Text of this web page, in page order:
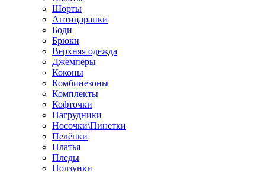
Шорты
Антицарапки
Боди
Брюки
Верхняя одежда
Джемперы
Коконы
Комбинезоны
Комплекты
Кофточки
Нагрудники
Носочки\Пинетки
Пелёнки
Платья
Пледы
Ползунки